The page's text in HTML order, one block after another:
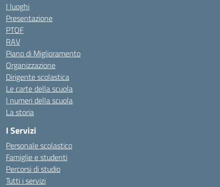
I luoghi
Presentazione
PTOF
RAV
Piano di Miglioramento
Organizzazione
Dirigente scolastica
Le carte della scuola
I numeri della scuola
La storia
I Servizi
Personale scolastico
Famiglie e studenti
Percorsi di studio
Tutti i servizi